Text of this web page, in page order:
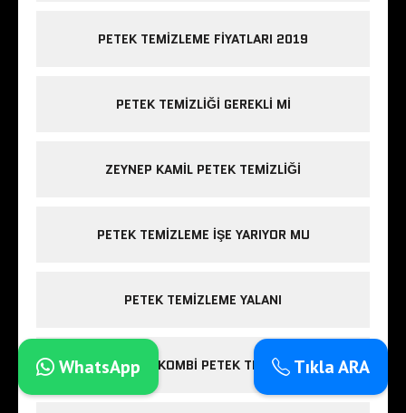
PETEK TEMIZLEME FIYATLARI 2019
PETEK TEMIZLIĞI GEREKLI MI
ZEYNEP KAMIL PETEK TEMIZLIĞI
PETEK TEMIZLEME IŞE YARIYOR MU
PETEK TEMIZLEME YALANI
ESENLER KOMBI PETEK TEMIZLIĞITıkla ARA
WhatsApp